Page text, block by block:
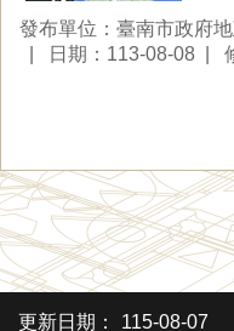
發布單位：臺南市政府
日期：113-08-08
更新日期： 115-08-07